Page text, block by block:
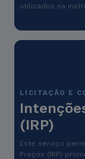
utilizados na
LICITAÇÃO E
(IRP)
Este serviço
Preços (IRP)